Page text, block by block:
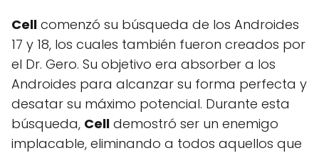
Cell comenzó su búsqueda de los Androides
17 y 18, los cuales también fueron creados por
el Dr. Gero. Su objetivo era absorber a los
Androides para alcanzar su forma perfecta y
desatar su máximo potencial. Durante esta
búsqueda, Cell demostró ser un enemigo
implacable, eliminando a todos aquellos que